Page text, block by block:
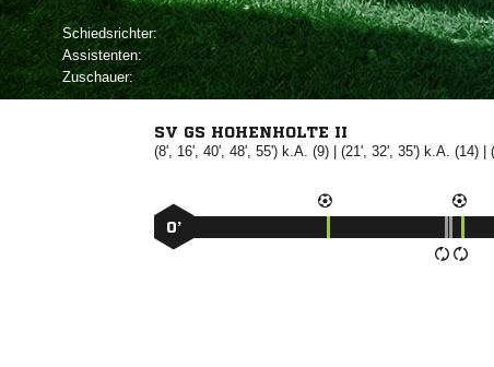
Schiedsrichter:
Assistenten:
Zuschauer:
SV GS HOHENHOLTE II
(8', 16', 40', 48', 55') k.A. (9) | (21', 32', 35') k.A. (14) |
0’